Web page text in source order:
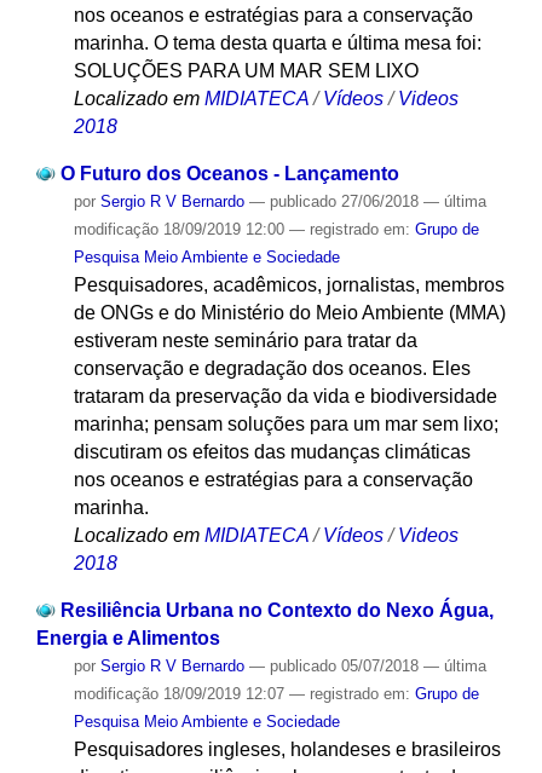
nos oceanos e estratégias para a conservação
marinha. O tema desta quarta e última mesa foi:
SOLUÇÕES PARA UM MAR SEM LIXO
Localizado em MIDIATECA /Vídeos /Videos
2018
O Futuro dos Oceanos - Lançamento
por Sergio R V Bernardo — publicado27/06/2018 — última
modificação18/09/2019 12:00 — registrado em: Grupo de
Pesquisa Meio Ambiente e Sociedade
Pesquisadores, acadêmicos, jornalistas, membros
de ONGs e do Ministério do Meio Ambiente (MMA)
estiveram neste seminário para tratar da
conservação e degradação dos oceanos. Eles
trataram da preservação da vida e biodiversidade
marinha; pensam soluções para um mar sem lixo;
discutiram os efeitos das mudanças climáticas
nos oceanos e estratégias para a conservação
marinha.
Localizado em MIDIATECA /Vídeos /Videos
2018
Resiliência Urbana no Contexto do Nexo Água,
Energia e Alimentos
por Sergio R V Bernardo — publicado05/07/2018 — última
modificação18/09/2019 12:07 — registrado em: Grupo de
Pesquisa Meio Ambiente e Sociedade
Pesquisadores ingleses, holandeses e brasileiros